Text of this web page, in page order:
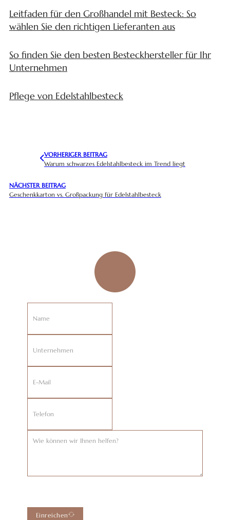
Leitfaden für den Großhandel mit Besteck: So
wählen Sie den richtigen Lieferanten aus
So finden Sie den besten Besteckhersteller für Ihr
Unternehmen
Pflege von Edelstahlbesteck
VORHERIGER BEITRAG
Warum schwarzes Edelstahlbesteck im Trend liegt
NÄCHSTER BEITRAG
Geschenkkarton vs. Großpackung für Edelstahlbesteck
Einreichen